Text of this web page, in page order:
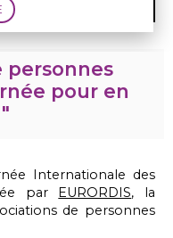
personnes
pour en
Internationale des
par EURORDIS, la
de personnes